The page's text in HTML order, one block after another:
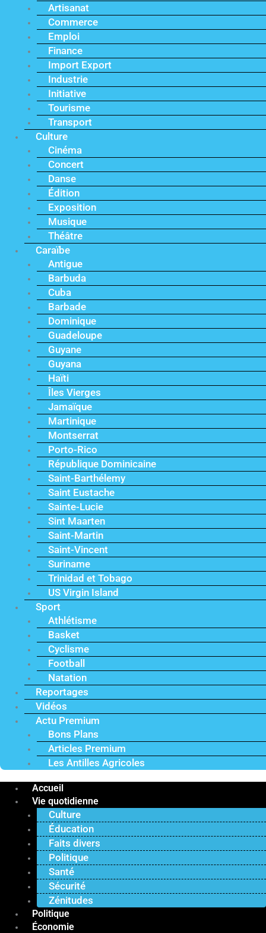
Artisanat
Commerce
Emploi
Finance
Import Export
Industrie
Initiative
Tourisme
Transport
Culture
Cinéma
Concert
Danse
Édition
Exposition
Musique
Théâtre
Caraïbe
Antigue
Barbuda
Cuba
Barbade
Dominique
Guadeloupe
Guyane
Guyana
Haïti
Îles Vierges
Jamaïque
Martinique
Montserrat
Porto-Rico
République Dominicaine
Saint-Barthélemy
Saint Eustache
Sainte-Lucie
Sint Maarten
Saint-Martin
Saint-Vincent
Suriname
Trinidad et Tobago
US Virgin Island
Sport
Athlétisme
Basket
Cyclisme
Football
Natation
Reportages
Vidéos
Actu Premium
Bons Plans
Articles Premium
Les Antilles Agricoles
Accueil
Vie quotidienne
Culture
Éducation
Faits divers
Politique
Santé
Sécurité
Zénitudes
Politique
Économie